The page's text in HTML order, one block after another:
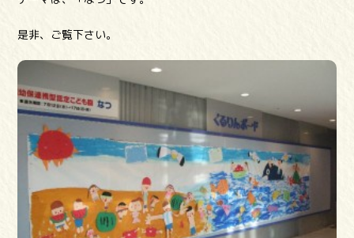
是非、ご覧下さい。